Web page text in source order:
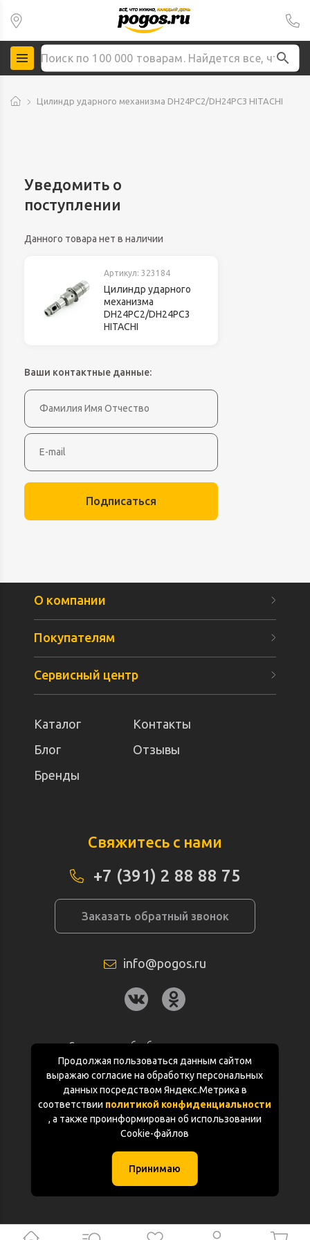
Цилиндр ударного механизма DH24PC2/DH24PC3 HITACHI
Уведомить о
поступлении
Данного товара нет в наличии
Артикул: 323184
Цилиндр ударного
механизма
DH24PC2/DH24PC3
HITACHI
Ваши контактные данные:
Подписаться
Продолжая пользоваться данным сайтом
выражаю согласие на обработку персональных
данных посредством Яндекс.Метрика в
соответствии политикой конфиденциальности
, а также проинформирован об использовании
Cookie-файлов
Принимаю
О компании
Покупателям
Сервисный центр
Каталог
Контакты
Блог
Отзывы
Бренды
Свяжитесь с нами
+7 (391) 2 88 88 75
Заказать обратный звонок
info@pogos.ru
Согласие на обработку персональных
данных
Политика конфиденциальности
Документация
(с) «POGOS.ru» 2010-2026 (ИП Чивчян М.Р.)